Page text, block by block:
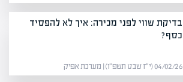
בדיקת שווי לפני מכירה: איך לא להפסיד
כסף?
04/02/26 (י״ז שבט תשפ״ו) | מערכת אפיק